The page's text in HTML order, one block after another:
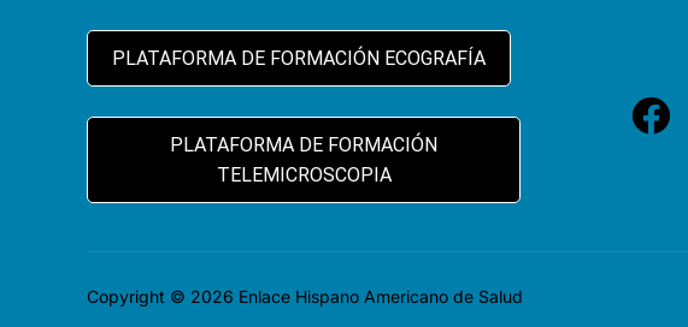
PLATAFORMA DE FORMACIÓN ECOGRAFÍA
PLATAFORMA DE FORMACIÓN
TELEMICROSCOPIA
Copyright © 2026 Enlace Hispano Americano de Salud